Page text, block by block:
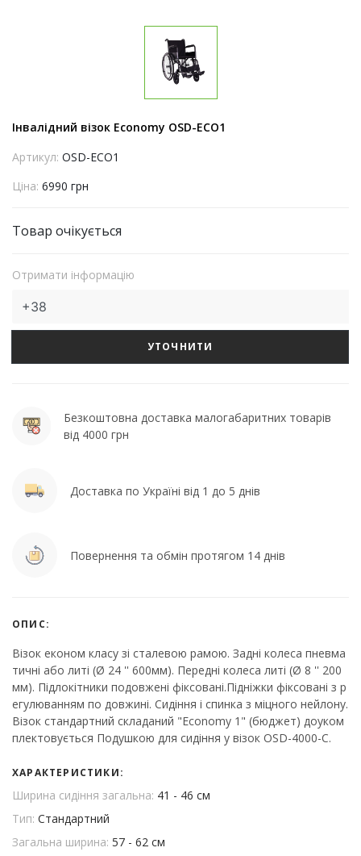
Інвалідний візок Economy OSD-ECO1
Артикул: OSD-ECO1
Ціна: 6990 грн
Товар очікується
Отримати інформацію
УТОЧНИТИ
Безкоштовна доставка малогабаритних товарів
від 4000 грн
Доставка по Україні від 1 до 5 днів
Повернення та обмін протягом 14 днів
ОПИС:
Візок економ класу зі сталевою рамою. Задні колеса пневма
тичні або литі (Ø 24 '' 600мм). Передні колеса литі (Ø 8 '' 200
мм). Підлокітники подовжені фіксовані.Підніжки фіксовані з р
егулюванням по довжині. Сидіння і спинка з міцного нейлону.
Візок стандартний складаний "Economy 1" (бюджет) доуком
плектовується Подушкою для сидіння у візок OSD-4000-C.
ХАРАКТЕРИСТИКИ:
Ширина сидіння загальна: 41 - 46 см
Тип: Стандартний
Загальна ширина: 57 - 62 см